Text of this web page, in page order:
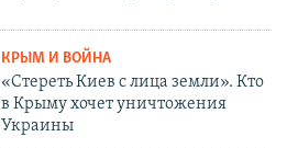
КРЫМ И ВОЙНА
«Стереть Киев с лица земли». Кто
в Крыму хочет уничтожения
Украины